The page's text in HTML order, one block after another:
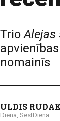
TrioAlejas
nomainīs
ULDIS
Diena, SestDiena